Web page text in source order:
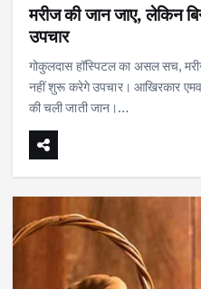
मरीज की जान जाए, लेकिन
उपचार
गोकुलदास हॉस्पिटल का असल सच,
नहीं शुरू करेगे उपचार। आखिरकार
की चली जाती जान।…